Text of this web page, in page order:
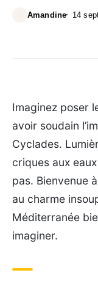
Amandine 14
Imaginez poser
avoir soudain
Cyclades.
criques aux
pas. Bienvenue à
au charme
Méditerranée
imaginer.